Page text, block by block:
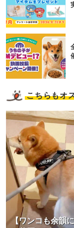
こちらもオ
【ワンコも余韻